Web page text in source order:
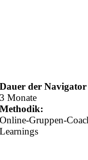
Dauer der Navigator
3 Monate
Methodik:
Online-Gruppen-
Learnings